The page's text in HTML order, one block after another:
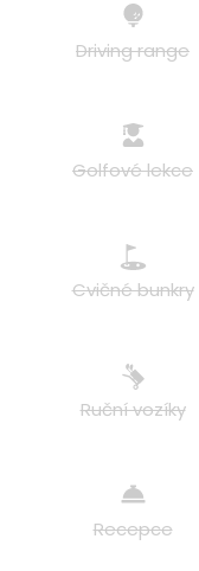
Driving range
Golfové lekce
Cvičné bunkry
Ruční vozíky
Recepce